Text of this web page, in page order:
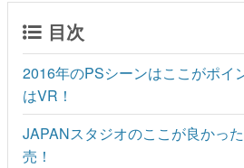
目次
2016年のPSシーンはここがポイ
はVR！
JAPANスタジオのここが良かっ
売！